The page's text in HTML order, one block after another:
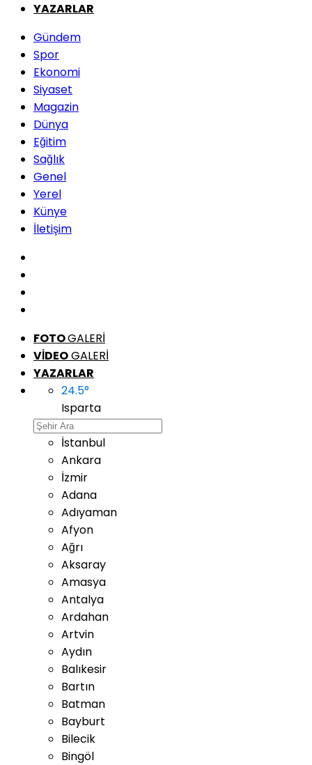
YAZARLAR
Gündem
Spor
Ekonomi
Siyaset
Magazin
Dünya
Eğitim
Sağlık
Genel
Yerel
Künye
İletişim
FOTOGALERİ
VİDEOGALERİ
YAZARLAR
24.5°
Isparta
İstanbul
Ankara
İzmir
Adana
Adıyaman
Afyon
Ağrı
Aksaray
Amasya
Antalya
Ardahan
Artvin
Aydın
Balıkesir
Bartın
Batman
Bayburt
Bilecik
Bingöl